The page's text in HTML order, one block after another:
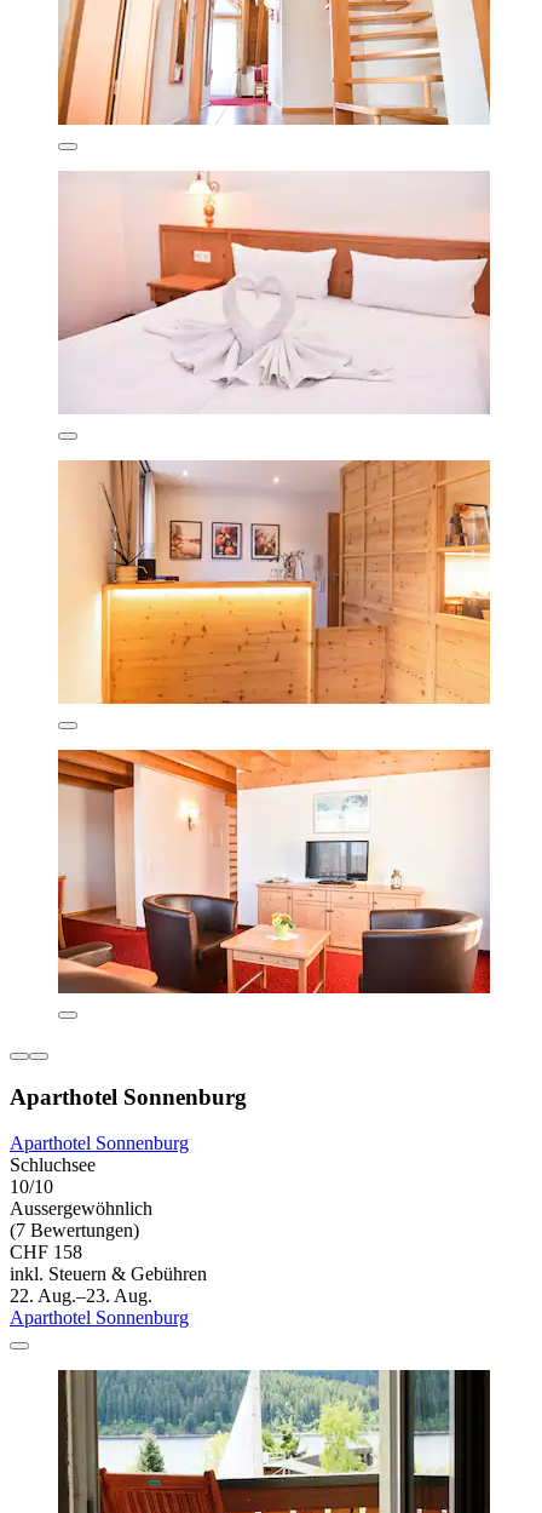
Aparthotel Sonnenburg
Aparthotel Sonnenburg
Schluchsee
10/10
Aussergewöhnlich
(7 Bewertungen)
CHF 158
inkl. Steuern & Gebühren
22. Aug.–23. Aug.
Aparthotel Sonnenburg